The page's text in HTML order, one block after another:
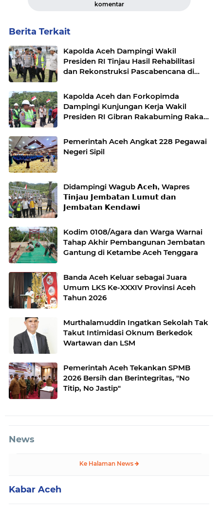
komentar
Berita Terkait
Kapolda Aceh Dampingi Wakil
Presiden RI Tinjau Hasil Rehabilitasi
dan Rekonstruksi Pascabencana di
Kapolda Aceh dan Forkopimda
Dampingi Kunjungan Kerja Wakil
Presiden RI Gibran Rakabuming Raka
Pemerintah Aceh Angkat 228 Pegawai
Negeri Sipil
Didampingi Wagub 𝗔𝗰𝗲𝗵, Wapres
𝗧𝗶𝗻𝗷𝗮𝘂 𝗝𝗲𝗺𝗯𝗮𝘁𝗮𝗻 𝗟𝘂𝗺𝘂𝘁 𝗱𝗮𝗻
𝗝𝗲𝗺𝗯𝗮𝘁𝗮𝗻 𝗞𝗲𝗻𝗱𝗮𝘄𝗶
Kodim 0108/Agara dan Warga Warnai
Tahap Akhir Pembangunan Jembatan
Gantung di Ketambe Aceh Tenggara
Banda Aceh Keluar sebagai Juara
Umum LKS Ke-XXXIV Provinsi Aceh
Tahun 2026
Murthalamuddin Ingatkan Sekolah Tak
Takut Intimidasi Oknum Berkedok
Wartawan dan LSM
Pemerintah Aceh Tekankan SPMB
2026 Bersih dan Berintegritas, "No
Titip, No Jastip"
News
Ke Halaman News
Kabar Aceh